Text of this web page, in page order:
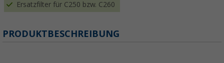
Ersatzfilter für C250 bzw. C260
PRODUKTBESCHREIBUNG